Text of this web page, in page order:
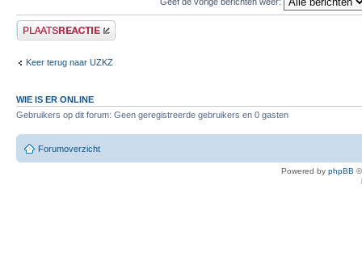
Plaats een reactie
Keer terug naar UZKZ
WIE IS ER ONLINE
Gebruikers op dit forum: Geen geregistreerde gebruikers en 0 gasten
Forumoverzicht
Powered by phpBB